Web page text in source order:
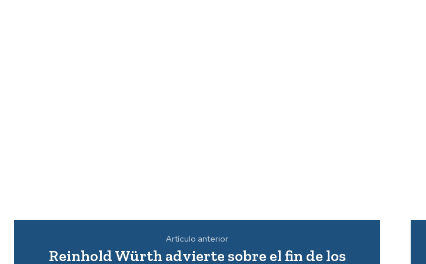
Artículo anterior
Reinhold Würth advierte sobre el fin de los